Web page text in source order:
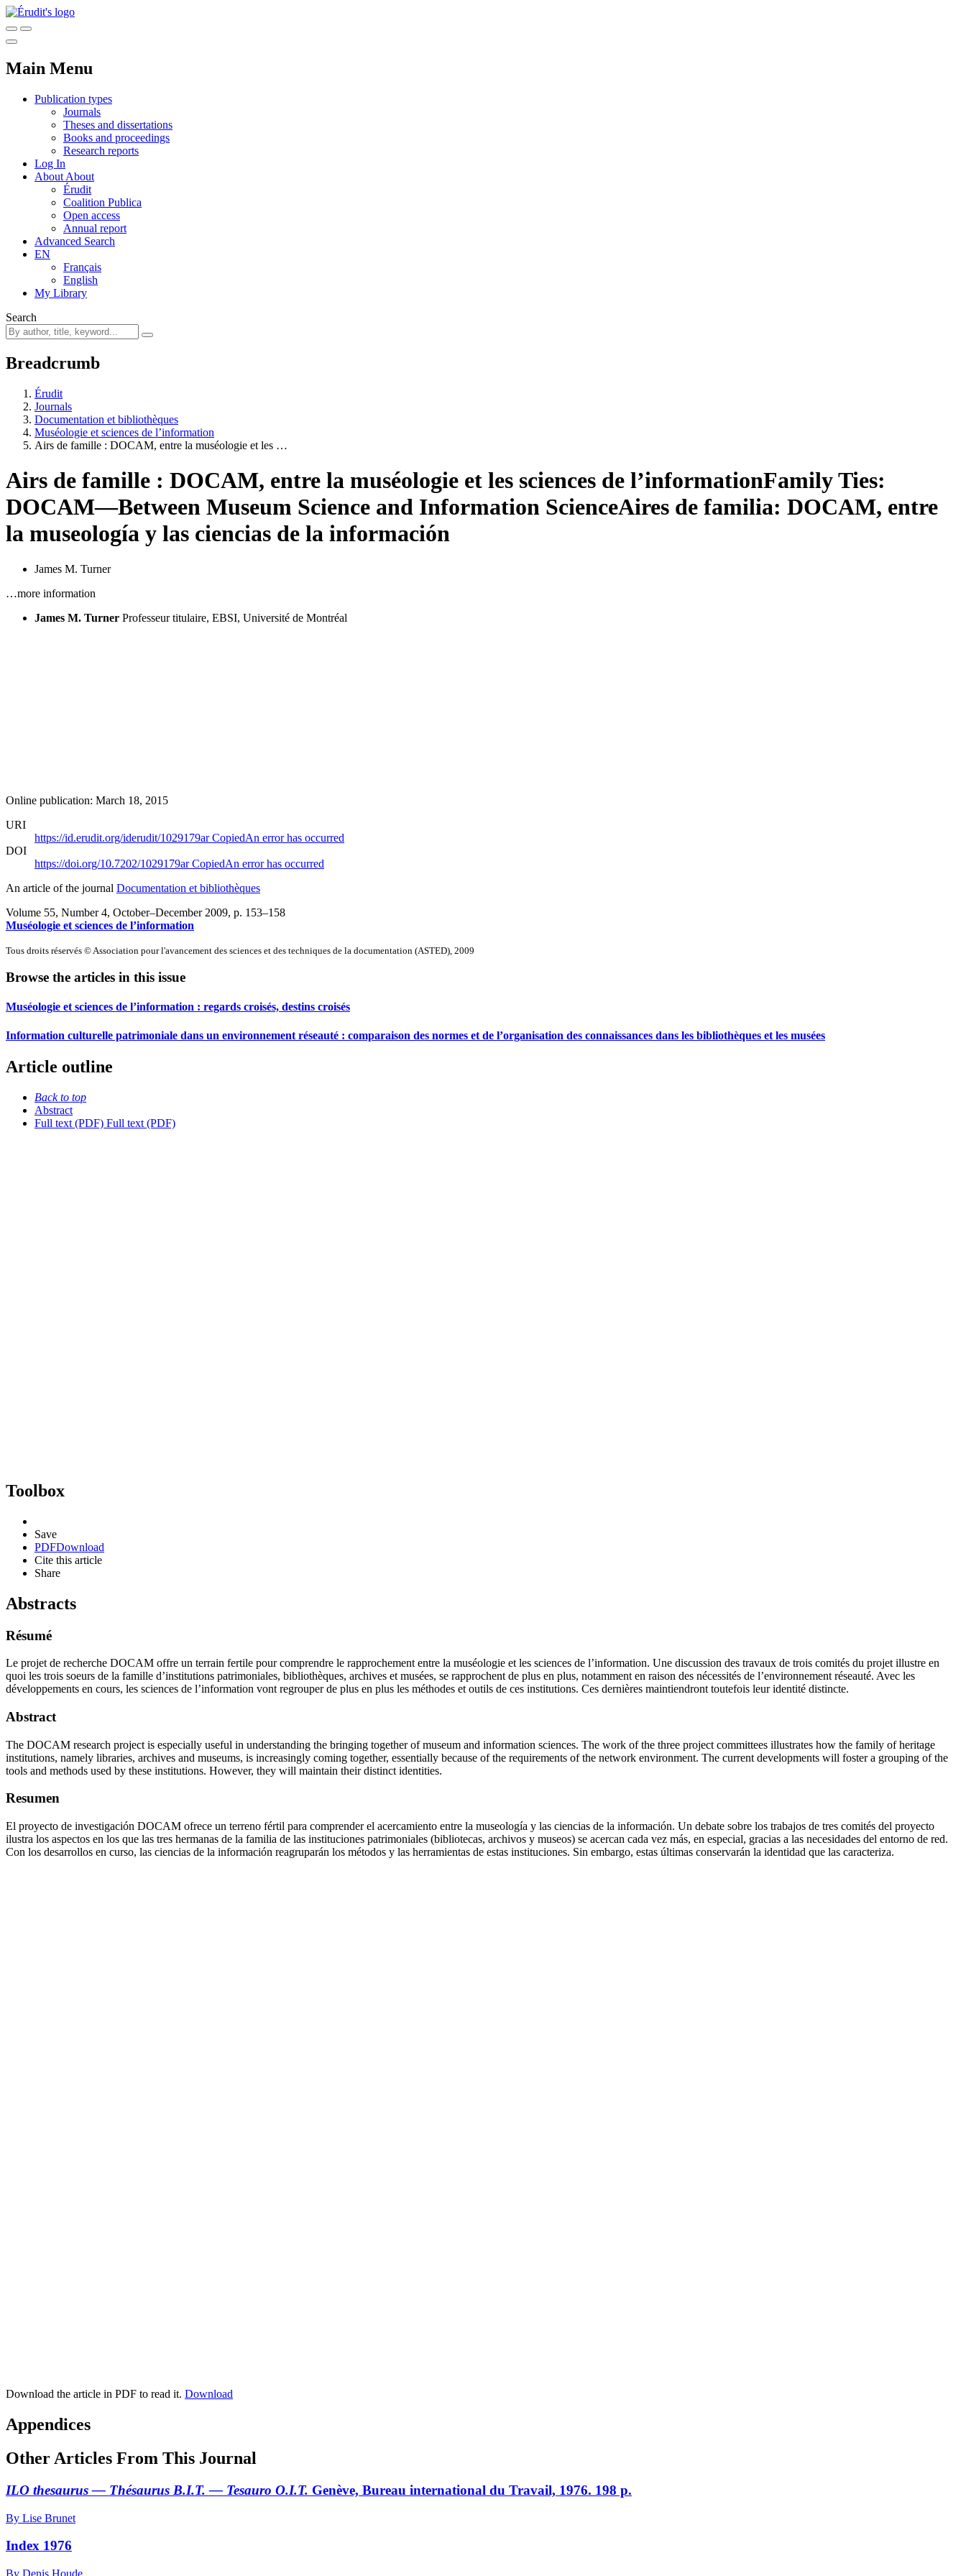
Main Menu
Publication types
Journals
Theses and dissertations
Books and proceedings
Research reports
Log In
About About
Érudit
Coalition Publica
Open access
Annual report
Advanced Search
EN
Français
English
My Library
Search
Breadcrumb
Érudit
Journals
Documentation et bibliothèques
Muséologie et sciences de l’information
Airs de famille : DOCAM, entre la muséologie et les …
Airs de famille : DOCAM, entre la muséologie et les sciences de l’informationFamily Ties:
DOCAM—Between Museum Science and Information ScienceAires de familia: DOCAM, entre
la museología y las ciencias de la información
James M. Turner
…more information
James M. Turner Professeur titulaire, EBSI, Université de Montréal
Online publication: March 18, 2015
URI
https://id.erudit.org/iderudit/1029179arCopiedAn error has occurred
DOI
https://doi.org/10.7202/1029179arCopiedAn error has occurred
An article of the journal Documentation et bibliothèques
Volume 55, Number 4, October–December 2009, p. 153–158
Muséologie et sciences de l’information
Tous droits réservés © Association pour l'avancement des sciences et des techniques de la documentation (ASTED), 2009
Browse the articles in this issue
Muséologie et sciences de l’information : regards croisés, destins croisés
Information culturelle patrimoniale dans un environnement réseauté : comparaison des normes et de l’organisation des connaissances dans les bibliothèques et les musées
Article outline
Back to top
Abstract
Full text (PDF) Full text (PDF)
Toolbox
Save
PDFDownload
Cite this article
Share
Abstracts
Résumé
Le projet de recherche DOCAM offre un terrain fertile pour comprendre le rapprochement entre la muséologie et les sciences de l’information. Une discussion des travaux de trois comités du projet illustre en
quoi les trois soeurs de la famille d’institutions patrimoniales, bibliothèques, archives et musées, se rapprochent de plus en plus, notamment en raison des nécessités de l’environnement réseauté. Avec les
développements en cours, les sciences de l’information vont regrouper de plus en plus les méthodes et outils de ces institutions. Ces dernières maintiendront toutefois leur identité distincte.
Abstract
The DOCAM research project is especially useful in understanding the bringing together of museum and information sciences. The work of the three project committees illustrates how the family of heritage
institutions, namely libraries, archives and museums, is increasingly coming together, essentially because of the requirements of the network environment. The current developments will foster a grouping of the
tools and methods used by these institutions. However, they will maintain their distinct identities.
Resumen
El proyecto de investigación DOCAM ofrece un terreno fértil para comprender el acercamiento entre la museología y las ciencias de la información. Un debate sobre los trabajos de tres comités del proyecto
ilustra los aspectos en los que las tres hermanas de la familia de las instituciones patrimoniales (bibliotecas, archivos y museos) se acercan cada vez más, en especial, gracias a las necesidades del entorno de red.
Con los desarrollos en curso, las ciencias de la información reagruparán los métodos y las herramientas de estas instituciones. Sin embargo, estas últimas conservarán la identidad que las caracteriza.
Download the article in PDF to read it. Download
Appendices
Other Articles From This Journal
ILO thesaurus — Thésaurus B.I.T. — Tesauro O.I.T. Genève, Bureau international du Travail, 1976. 198 p.
By Lise Brunet
Index 1976
By Denis Houde